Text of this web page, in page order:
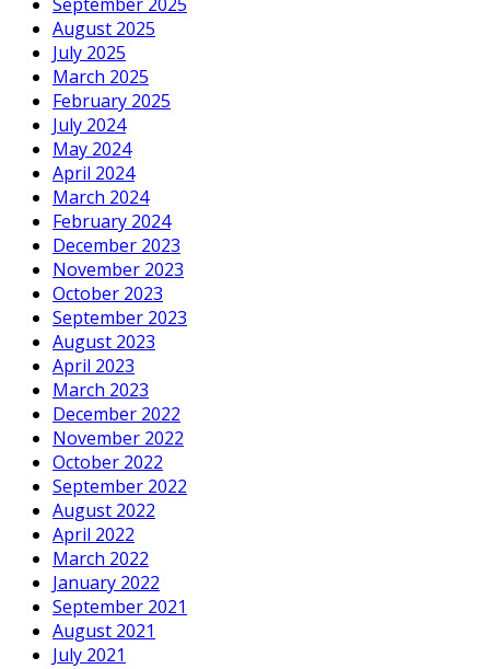
August 2025
July 2025
March 2025
February 2025
July 2024
May 2024
April 2024
March 2024
February 2024
December 2023
November 2023
October 2023
September 2023
August 2023
April 2023
March 2023
December 2022
November 2022
October 2022
September 2022
August 2022
April 2022
March 2022
January 2022
September 2021
August 2021
July 2021